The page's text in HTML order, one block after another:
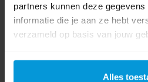
partners kunnen deze
informatie die je aan ze hebt
verzameld op basis van jouw
Alles
Productinformatieblad
0